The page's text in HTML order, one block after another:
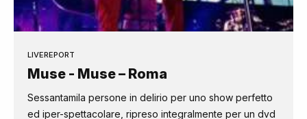
LIVEREPORT
Muse - Muse – Roma
Sessantamila persone in delirio per uno show perfetto
ed iper-spettacolare, ripreso integralmente per un dvd